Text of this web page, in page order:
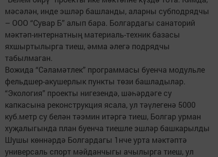
мәсәлән, инде эшләр башланды, аларны субподрядчы
– ООО “Сувар Б” алып бара. Болгардагы санаторий
мәктәп-интернатның материаль-техник базасы
яхшыртылырга тиеш, әмма әлегә подрядчы
табылмаган.
Вожида “Сәламәтлек” программасы буенча модульле
фельдшер-акушерлык пункты төзи башладылар.
“Экология” проекты нигезендә, шәһәрдәге су
капкасына реконструкция ясала, ул тәүлегенә 5000
куб.метр су белән тәэмин итәргә тиеш, Болгар урман
хуҗалыгында план буенча тиешле эшләр башкарылды
Шушы көннәрдә Болгардагы 1нче урта мәктәптә
универсаль спорт мәйданчыгы ачылырга тиеш, ул